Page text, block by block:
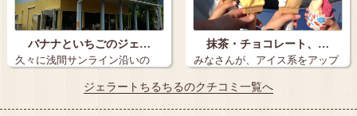
バナナといちごのジェ…
久々に浅間サンライン沿いの
抹茶・チョコレート、…
みなさんが、アイス系をアップ
してるの見て…
ジェラートちるちるのクチコミ一覧へ